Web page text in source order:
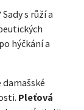
s růží a
hýčkání a
damašské
Pleťová